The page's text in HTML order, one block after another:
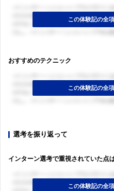
おすすめのテクニック
選考を振り返って
インターン選考で重視されていた点